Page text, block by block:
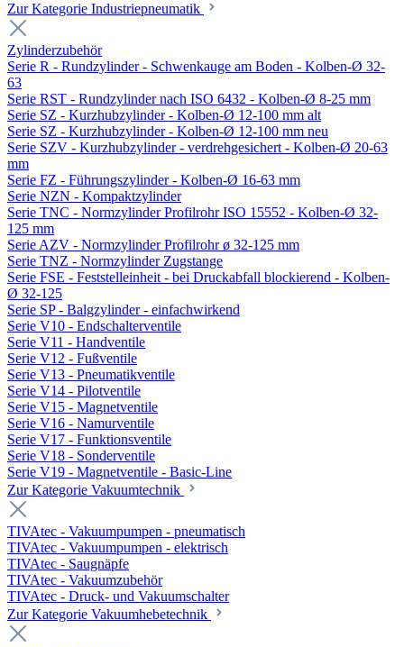
Zur Kategorie Industriepneumatik
Zylinderzubehör
Serie R - Rundzylinder - Schwenkauge am Boden - Kolben-Ø 32-
63
Serie RST - Rundzylinder nach ISO 6432 - Kolben-Ø 8-25 mm
Serie SZ - Kurzhubzylinder - Kolben-Ø 12-100 mm alt
Serie SZ - Kurzhubzylinder - Kolben-Ø 12-100 mm neu
Serie SZV - Kurzhubzylinder - verdrehgesichert - Kolben-Ø 20-63
mm
Serie FZ - Führungszylinder - Kolben-Ø 16-63 mm
Serie NZN - Kompaktzylinder
Serie TNC - Normzylinder Profilrohr ISO 15552 - Kolben-Ø 32-
125 mm
Serie AZV - Normzylinder Profilrohr ø 32-125 mm
Serie TNZ - Normzylinder Zugstange
Serie FSE - Feststelleinheit - bei Druckabfall blockierend - Kolben-
Ø 32-125
Serie SP - Balgzylinder - einfachwirkend
Serie V10 - Endschalterventile
Serie V11 - Handventile
Serie V12 - Fußventile
Serie V13 - Pneumatikventile
Serie V14 - Pilotventile
Serie V15 - Magnetventile
Serie V16 - Namurventile
Serie V17 - Funktionsventile
Serie V18 - Sonderventile
Serie V19 - Magnetventile - Basic-Line
Zur Kategorie Vakuumtechnik
TIVAtec - Vakuumpumpen - pneumatisch
TIVAtec - Vakuumpumpen - elektrisch
TIVAtec - Saugnäpfe
TIVAtec - Vakuumzubehör
TIVAtec - Druck- und Vakuumschalter
Zur Kategorie Vakuumhebetechnik